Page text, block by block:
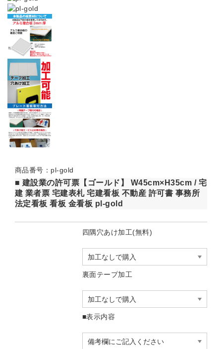
商品番号：pl-gold
■ 建設業の許可票【ゴールド】 W45cm×H35cm / 宅
建 業者票 宅建表札 宅建看板 不動産 許可書 事務所
法定看板 看板 金看板 pl-gold
四隅穴あけ加工(無料)
裏面テープ加工
■表示内容